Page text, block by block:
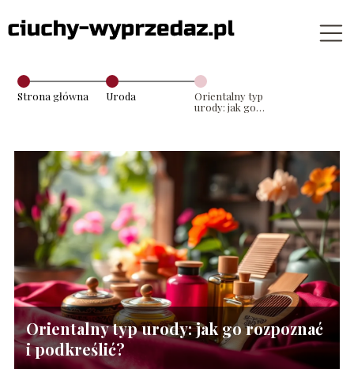
Strona główna Uroda
Orientalny typ
urody: jak go
Orientalny typ urody: jak go rozpoznać
i podkreślić?